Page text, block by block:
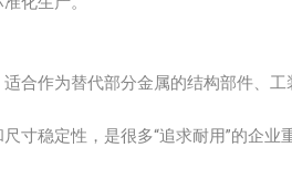
适合作为替代部分金属的结构部件、工
稳定性，是很多“追求耐用”的企业